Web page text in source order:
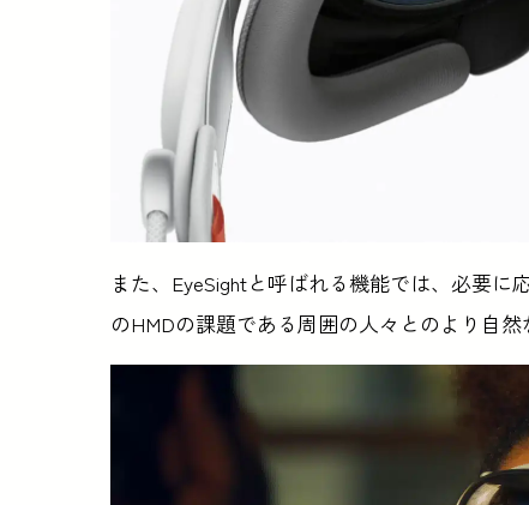
また、EyeSightと呼ばれる機能では、必要
のHMDの課題である周囲の人々とのより自